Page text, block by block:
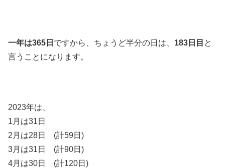
一年は365日 ですから、ちょうど半分の日は、 183日目 と
言うことになります。
2023年は、
1月は31日
2月は28日 (計59日)
3月は31日 (計90日)
4月は30日 (計120日)